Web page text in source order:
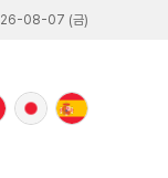
08-07 (금)